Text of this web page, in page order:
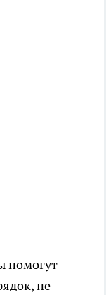
помогут
не